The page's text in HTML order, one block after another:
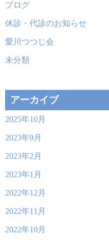
ブログ
休診・代診のお知らせ
愛川つつじ会
未分類
アーカイブ
2025年10月
2023年9月
2023年2月
2023年1月
2022年12月
2022年11月
2022年10月